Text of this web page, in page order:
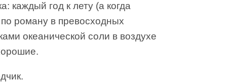
каждый год к лету (а когда
роману в превосходных
океанической соли в воздухе